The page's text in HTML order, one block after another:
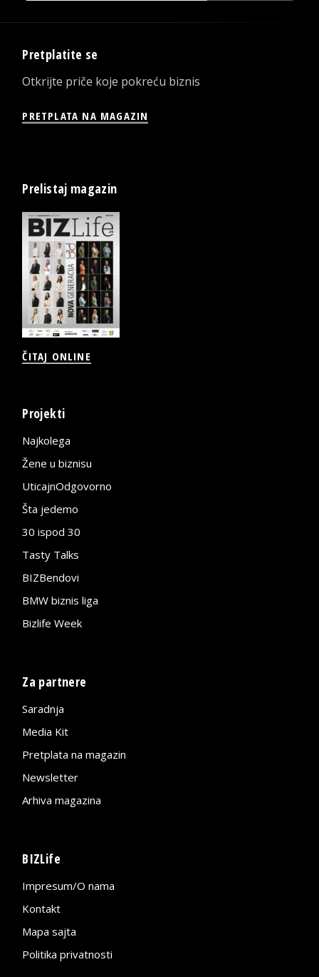
Pretplatite se
Otkrijte priče koje pokreću biznis
PRETPLATA NA MAGAZIN
Prelistaj magazin
ČITAJ ONLINE
Projekti
Najkolega
Žene u biznisu
UticajnOdgovorno
Šta jedemo
30 ispod 30
Tasty Talks
BIZBendovi
BMW biznis liga
Bizlife Week
Za partnere
Saradnja
Media Kit
Pretplata na magazin
Newsletter
Arhiva magazina
BIZLife
Impresum/O nama
Kontakt
Mapa sajta
Politika privatnosti